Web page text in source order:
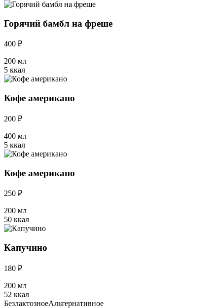
Горячий бамбл на фреше
400 ₽
200 мл
5 ккал
Кофе американо
200 ₽
400 мл
5 ккал
Кофе американо
250 ₽
200 мл
50 ккал
Капучино
180 ₽
200 мл
52 ккал
БезлактозноеАльтернативное